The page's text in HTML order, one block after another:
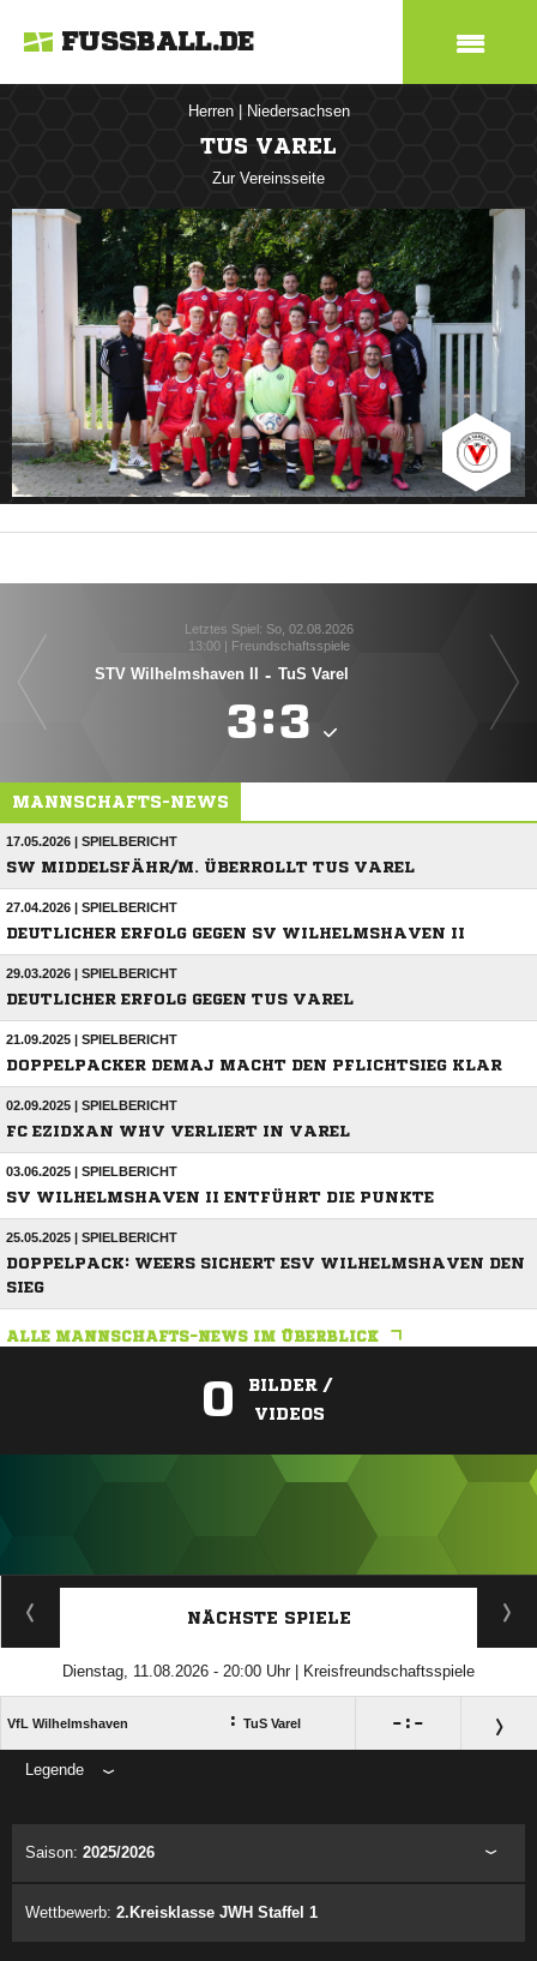
FUSSBALL.DE
Herren Niedersachsen
TUS VAREL
Zur Vereinsseite
Letztes Spiel: So, 02.08.2026
13:00 | Freundschaftsspiele
STV Wilhelmshaven II - TuS Varel
:
MANNSCHAFTS-NEWS
17.05.2026 | SPIELBERICHT
SW MIDDELSFÄHR/M. ÜBERROLLT TUS VAREL
27.04.2026 | SPIELBERICHT
DEUTLICHER ERFOLG GEGEN SV WILHELMSHAVEN II
29.03.2026 | SPIELBERICHT
DEUTLICHER ERFOLG GEGEN TUS VAREL
21.09.2025 | SPIELBERICHT
DOPPELPACKER DEMAJ MACHT DEN PFLICHTSIEG KLAR
02.09.2025 | SPIELBERICHT
FC EZIDXAN WHV VERLIERT IN VAREL
03.06.2025 | SPIELBERICHT
SV WILHELMSHAVEN II ENTFÜHRT DIE PUNKTE
25.05.2025 | SPIELBERICHT
DOPPELPACK: WEERS SICHERT ESV WILHELMSHAVEN DEN
SIEG
ALLE MANNSCHAFTS-NEWS IM ÜBERBLICK
0
BILDER /
VIDEOS
ANZEIGE
NÄCHSTE SPIELE
Dienstag, 11.08.2026 - 20:00 Uhr | Kreisfreundschaftsspiele
VfL Wilhelmshaven : TuS Varel  : 
Legende
Saison: 2025/2026
Wettbewerb: 2.Kreisklasse JWH Staffel 1